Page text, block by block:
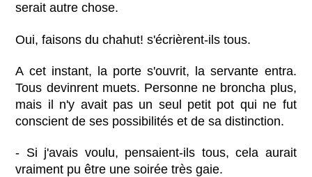
serait autre chose.
Oui, faisons du chahut! s'écrièrent-ils tous.
A cet instant, la porte s'ouvrit, la servante entra.
Tous devinrent muets. Personne ne broncha plus,
mais il n'y avait pas un seul petit pot qui ne fut
conscient de ses possibilités et de sa distinction.
- Si j'avais voulu, pensaient-ils tous, cela aurait
vraiment pu être une soirée très gaie.